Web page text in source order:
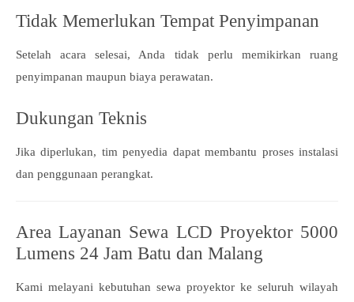
Tidak Memerlukan Tempat Penyimpanan
Setelah acara selesai, Anda tidak perlu memikirkan ruang
penyimpanan maupun biaya perawatan.
Dukungan Teknis
Jika diperlukan, tim penyedia dapat membantu proses instalasi
dan penggunaan perangkat.
Area Layanan Sewa LCD Proyektor 5000
Lumens 24 Jam Batu dan Malang
Kami melayani kebutuhan sewa proyektor ke seluruh wilayah